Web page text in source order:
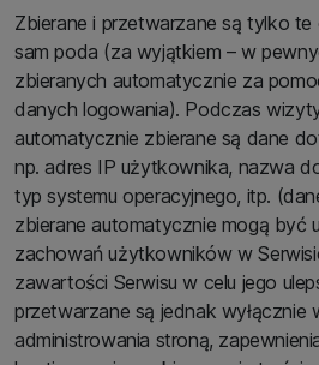
Zbierane i przetwarzane są tylko
sam poda (za wyjątkiem – w
zbieranych automatycznie za
danych logowania). Podczas
automatycznie zbierane są dane
np. adres IP użytkownika, nazwa
typ systemu operacyjnego, itp.
zbierane automatycznie mogą być
zachowań użytkowników w
zawartości Serwisu w celu jego
przetwarzane są jednak wyłącznie
administrowania stroną,